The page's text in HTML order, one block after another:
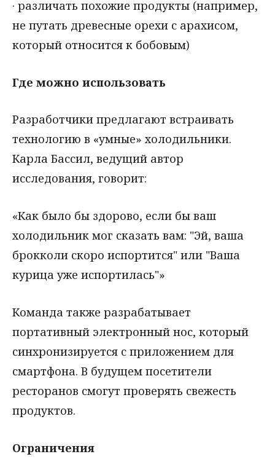
· различать похожие продукты (например,
не путать древесные орехи с арахисом,
который относится к бобовым)
Где можно использовать
Разработчики предлагают встраивать
технологию в «умные» холодильники.
Карла Бассил, ведущий автор
исследования, говорит:
«Как было бы здорово, если бы ваш
холодильник мог сказать вам: "Эй, ваша
брокколи скоро испортится" или "Ваша
курица уже испортилась"»
Команда также разрабатывает
портативный электронный нос, который
синхронизируется с приложением для
смартфона. В будущем посетители
ресторанов смогут проверять свежесть
продуктов.
Ограничения